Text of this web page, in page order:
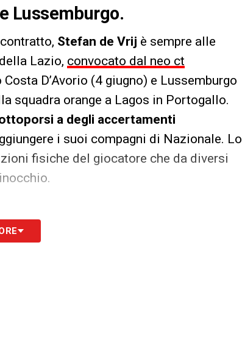
Lussemburgo.
Stefan de Vrij è sempre alle
Lazio, convocato dal neo ct
D’Avorio (4 giugno) e Lussemburgo
squadra orange a Lagos in Portogallo.
a degli accertamenti
i suoi compagni di Nazionale. Lo
fisiche del giocatore che da diversi